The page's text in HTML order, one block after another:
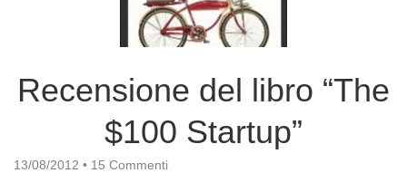
Recensione del libro “The
$100 Startup”
13/08/2012 • 15 Commenti